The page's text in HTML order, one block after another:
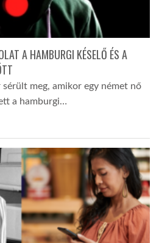
A HAMBURGI KÉSELŐ ÉS A
meg, amikor egy német nő
a hamburgi…